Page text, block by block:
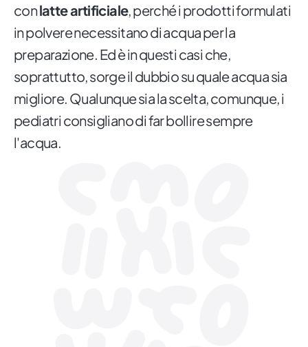
conlatte artificiale, perché i prodotti formulati
in polvere necessitano di acqua per la
preparazione. Ed è in questi casi che,
soprattutto, sorge il dubbio su quale acqua sia
migliore. Qualunque sia la scelta, comunque, i
pediatri consigliano di far bollire sempre
l'acqua.